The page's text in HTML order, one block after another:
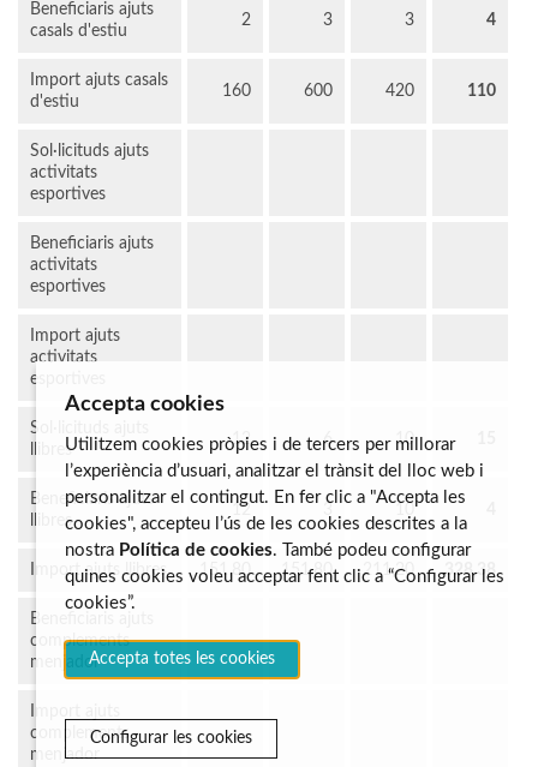
Beneficiaris ajuts
casals d'estiu
2 3 3 4
Import ajuts casals
d'estiu
160 600 420 110
Sol·licituds ajuts
activitats
esportives
Beneficiaris ajuts
activitats
esportives
Import ajuts
activitats
esportives
Sol·licituds ajuts
llibres
12 6 10
Beneficiaris ajuts
llibres
12
Import ajuts llibres 151,80 151,80 211,20 328,38
Beneficiaris ajuts
complements
menjador
complements
menjador
Accepta cookies
Utilitzem cookies pròpies i de tercers per millorar
l’experiència d’usuari, analitzar el trànsit del lloc web i
personalitzar el contingut. En fer clic a "Accepta les
cookies", accepteu l’ús de les cookies descrites a la
nostra Política de cookies. També podeu configurar
quines cookies voleu acceptar fent clic a “Configurar les
cookies”.
Accepta totes les cookies
Configurar les cookies